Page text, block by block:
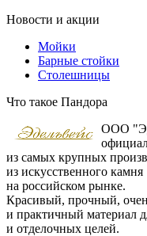
Новости и акции
Мойки
Барные стойки
Столешницы
Что такое Пандора
ООО
из самых крупных
из искусственного камня
на российском рынке.
Красивый, прочный,
и практичный материал
и отделочных целей.